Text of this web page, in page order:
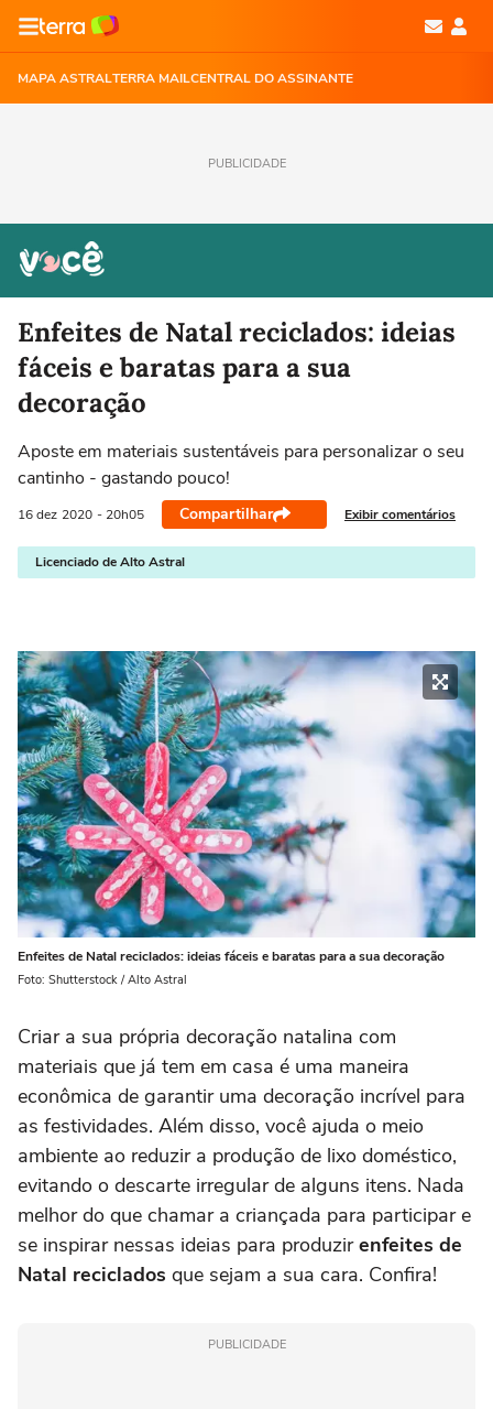
MAPA ASTRALTERRA MAILCENTRAL DO ASSINANTE
PUBLICIDADE
Enfeites de Natal reciclados: ideias
fáceis e baratas para a sua
decoração
Aposte em materiais sustentáveis para personalizar o seu
cantinho - gastando pouco!
16 dez 2020 - 20h05 Compartilhar Exibir comentários
Licenciado de Alto Astral
Enfeites de Natal reciclados: ideias fáceis e baratas para a sua decoração
Foto: Shutterstock / Alto Astral
Criar a sua própria decoração natalina com
materiais que já tem em casa é uma maneira
econômica de garantir uma decoração incrível para
as festividades. Além disso, você ajuda o meio
ambiente ao reduzir a produção de lixo doméstico,
evitando o descarte irregular de alguns itens. Nada
melhor do que chamar a criançada para participar e
se inspirar nessas ideias para produzirenfeites de
Natal reciclados que sejam a sua cara. Confira!
PUBLICIDADE